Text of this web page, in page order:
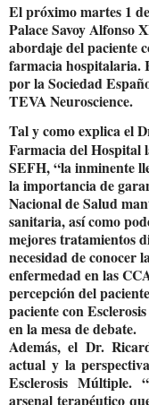
El próximo martes 1
Palace Savoy Alfonso
abordaje del paciente
farmacia hospitalaria.
por la Sociedad
TEVA Neuroscience.
Tal y como explica el
Farmacia del Hospital
SEFH, “la inminente
laimportancia de
Nacional de Salud
sanitaria, así como
mejores tratamientos
necesidad de conocer
enfermedad en las
percepción del
paciente con
en la mesa de debate.
Además, el Dr.
actual y la
Esclerosis Múltiple.
arsenal terapéutico